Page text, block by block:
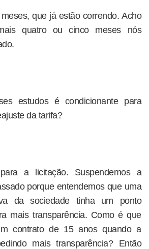
que já estão correndo. Acho
quatro ou cinco meses nós
estudos é condicionante para
da tarifa?
a licitação. Suspendemos a
porque entendemos que uma
da sociedade tinha um ponto
mais transparência. Como é que
contrato de 15 anos quando a
mais transparência? Então